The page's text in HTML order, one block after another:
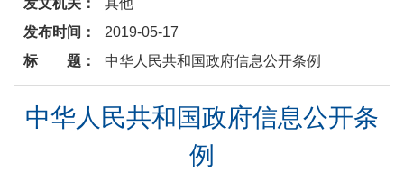
发文机关：
其他
发布时间：
2019-05-17
标 题：
中华人民共和国政府信息公开条例
中华人民共和国政府信息公开条
例